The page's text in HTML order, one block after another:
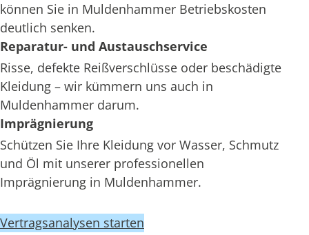
können Sie in Muldenhammer Betriebskosten
deutlich senken.
Reparatur- und Austauschservice
Risse, defekte Reißverschlüsse oder beschädigte
Kleidung – wir kümmern uns auch in
Muldenhammer darum.
Imprägnierung
Schützen Sie Ihre Kleidung vor Wasser, Schmutz
und Öl mit unserer professionellen
Imprägnierung in Muldenhammer.
Vertragsanalysen starten